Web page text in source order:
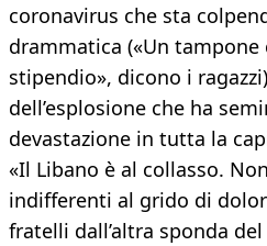
coronavirus che sta
drammatica («Un
stipendio», dicono i
dell’esplosione che ha
devastazione in tutta la
«Il Libano è al collasso.
indifferenti al grido di
fratelli dall’altra sponda